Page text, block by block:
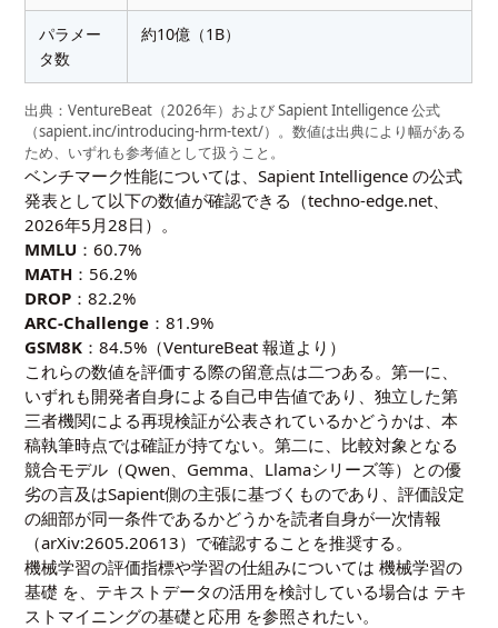
パラメー
タ数
約10億（1B）
出典：VentureBeat（2026年）および Sapient Intelligence 公式
（sapient.inc/introducing-hrm-text/）。数値は出典により幅がある
ため、いずれも参考値として扱うこと。
ベンチマーク性能については、Sapient Intelligence の公式
発表として以下の数値が確認できる（techno-edge.net、
2026年5月28日）。
MMLU ：60.7%
MATH ：56.2%
DROP ：82.2%
ARC-Challenge ：81.9%
GSM8K ：84.5%（VentureBeat 報道より）
これらの数値を評価する際の留意点は二つある。第一に、
いずれも開発者自身による自己申告値であり、独立した第
三者機関による再現検証が公表されているかどうかは、本
稿執筆時点では確証が持てない。第二に、比較対象となる
競合モデル（Qwen、Gemma、Llamaシリーズ等）との優
劣の言及はSapient側の主張に基づくものであり、評価設定
の細部が同一条件であるかどうかを読者自身が一次情報
（arXiv:2605.20613）で確認することを推奨する。
機械学習の評価指標や学習の仕組みについては機械学習の
基礎 を、テキストデータの活用を検討している場合は テキ
ストマイニングの基礎と応用 を参照されたい。